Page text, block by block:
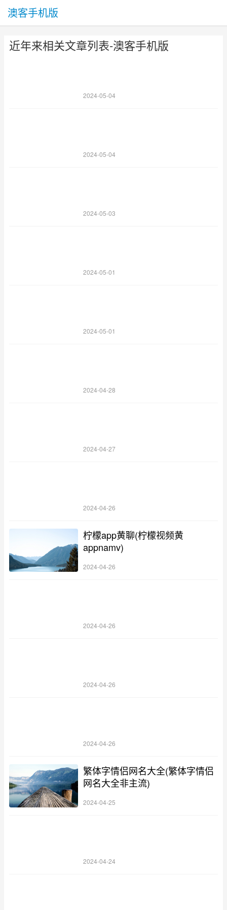
澳客手机版
近年来相关文章列表-澳客手机版
2024-05-04
2024-05-04
2024-05-03
2024-05-01
2024-05-01
2024-04-28
2024-04-27
2024-04-26
柠檬app黄聊(柠檬视频黄
appnamv)
2024-04-26
2024-04-26
2024-04-26
2024-04-26
繁体字情侣网名大全(繁体字情侣
网名大全非主流)
2024-04-25
2024-04-24